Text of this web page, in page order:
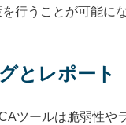
行うことが可能に
とレポート
ツールは脆弱性